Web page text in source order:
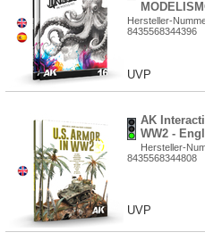
Hersteller-
8435568344396
UVP
AK
WW2 -
Hersteller-
8435568344808
UVP